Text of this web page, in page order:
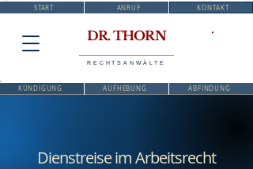
START ANRUF KONTAKT
DR. THORN
RECHTSANWÄLTE
KÜNDIGUNG AUFHEBUNG ABFINDUNG
Dienstreise im Arbeitsrecht